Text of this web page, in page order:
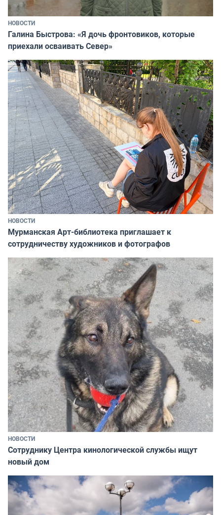
НОВОСТИ
Галина Быстрова: «Я дочь фронтовиков, которые
приехали осваивать Север»
НОВОСТИ
Мурманская Арт-библиотека приглашает к
сотрудничеству художников и фотографов
НОВОСТИ
Сотруднику Центра кинологической службы ищут
новый дом